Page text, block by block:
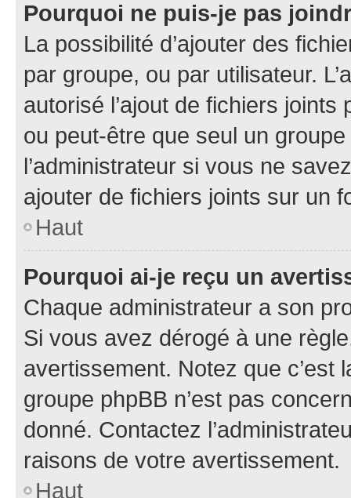
Pourquoi ne puis-je pas
La possibilité d’ajouter des
par groupe, ou par utilisateur.
autorisé l’ajout de fichiers
ou peut-être que seul un
l’administrateur si vous ne
ajouter de fichiers joints sur un
Haut
Pourquoi ai-je reçu un
Chaque administrateur a son
Si vous avez dérogé à une
avertissement. Notez que c’est
groupe phpBB n’est pas
donné. Contactez
raisons de votre avertissement.
Haut